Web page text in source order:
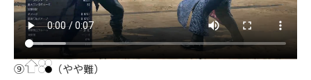
⑨ （やや難）